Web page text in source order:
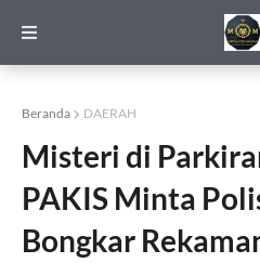
Beranda DAERAH
Misteri di
PAKIS Minta
Bongkar